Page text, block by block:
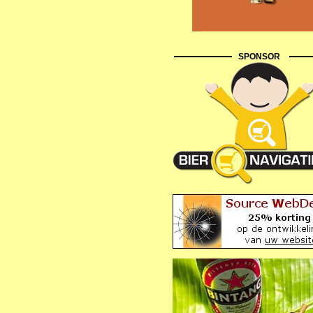
SPONSOR